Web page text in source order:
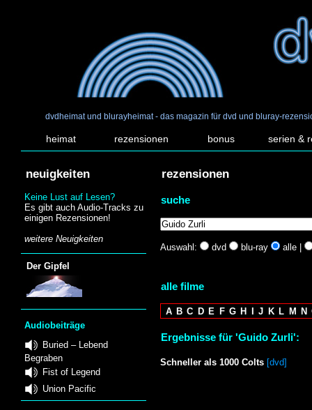
dvdheimat und blurayheimat - das magazin für dvd und bluray-
heimat rezensionen bonus serien &
neuigkeiten
Keine Lust auf Lesen?
Es gibt auch Audio-Tracks zu
einigen Rezensionen!
weitere Neuigkeiten
Der Gipfel
Audiobeiträge
Buried – Lebend
Begraben
Fist of Legend
Union Pacific
rezensionen
suche
Auswahl: dvd blu-ray alle |
alle filme
A B C D E F G H I J K L M N
Ergebnisse für 'Guido Zurli':
Schneller als 1000 Colts [dvd]